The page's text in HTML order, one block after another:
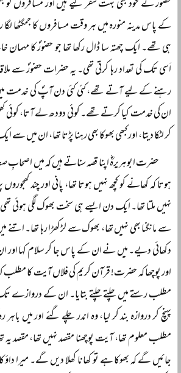
حضورؐ نے خود بھی بہت سفر کیے ہیں اور مسافروں کو
کے پاس مدینہ منورہ میں ہر وقت مسافروں کا جمگٹھا
ہی تھے۔ ایک چھتہ سا ڈال رکھا تھا جو حضورؐ کا
اَسی تک کی تعداد رہا کرتی تھی۔ یہ حضرات حضورؐ سے
رہنے کے لیے آتے تھے، کئی کئی دن آپؐ کی خدمت میں
ان کی خدمت کیا کرتے تھے۔ کوئی دودھ لے آتا، کوئی
کر لٹکا دیتا، اور کبھی بھوکا بھی رہنا پڑتا تھا، ان میں
حضرت ابوہریرہؓ اپنا قصہ سناتے ہیں کہ میں اصحابِ
ہوتا کہ کھانے کو کچھ نہیں ہوتا تھا، پانی اور چند
نہیں ملتا تھا۔ ایک دن ایسے ہی سخت بھوک لگی ہوئی
سے مانگنا بھی نہیں تھا، بھوک سے لڑکھڑا رہا تھا۔
دکھائی دیے۔ میں نے ان کے پاس جا کر سلام کہا
اور پوچھا کہ حضرت! قرآن کریم کی فلاں آیت کا
مطلب رستے میں چلتے چلتے بتایا۔ ان کے دروازے
پہنچ کر دروازہ بند کر لیا، وہ اندر چلے گئے اور میں
مطلب معلوم تھا، آیت پوچھنا مقصد نہیں تھا، مقصد یہ
جائیں گے کہ بھوکا ہے تو کھانا کھلا دیں گے۔ میرا